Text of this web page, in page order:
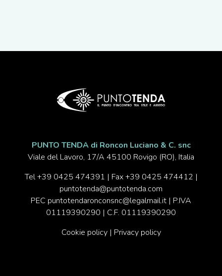
PUNTO TENDA di Roncon Luciano & C. snc
Viale del Lavoro, 17/A 45100 Rovigo (RO), Italia
Tel+39 0425 474391 | Fax +39 0425 474412 |
puntotenda@puntotenda.com
PEC puntotendaronconsnc@legalmail.it | P.IVA
01119390290 | C.F. 01119390290
Cookie policy| Privacy policy